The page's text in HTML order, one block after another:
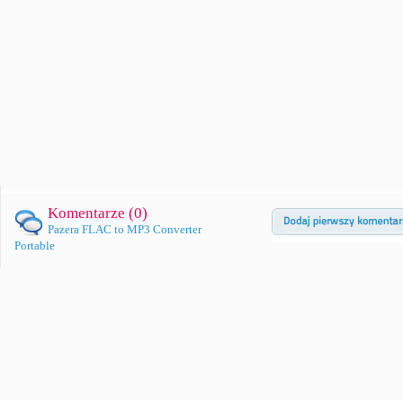
Komentarze (0)
Pazera FLAC to MP3 Converter
Portable